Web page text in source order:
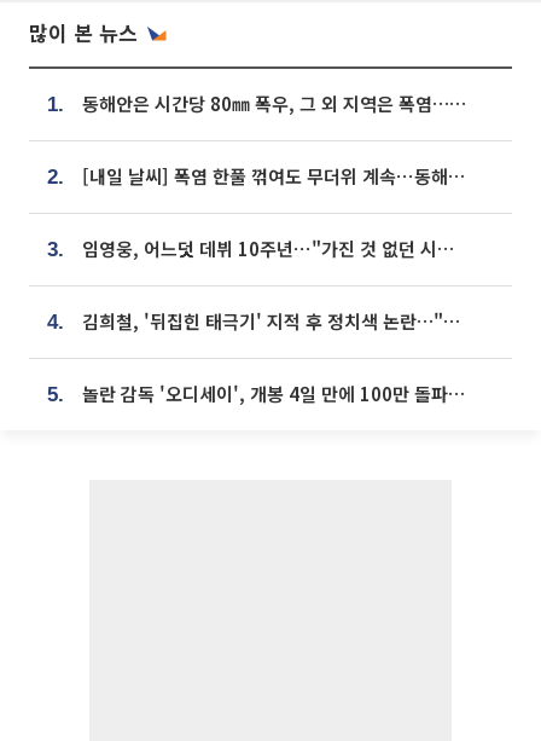
많이 본 뉴스
1. 동해안은 시간당 80㎜ 폭우, 그 외 지역은 폭염…‘극과 극 날씨’
2. [내일 날씨] 폭염 한풀 꺾여도 무더위 계속⋯동해안 이틀 연속 비
3. 임영웅, 어느덧 데뷔 10주년⋯"가진 것 없던 시절, 내 앞엔 20명의 팬뿐"
4. 김희철, '뒤집힌 태극기' 지적 후 정치색 논란…"좌우 떠나 우리나라 국기"
5. 놀란 감독 '오디세이', 개봉 4일 만에 100만 돌파⋯'왕사남' 보다 빠르다